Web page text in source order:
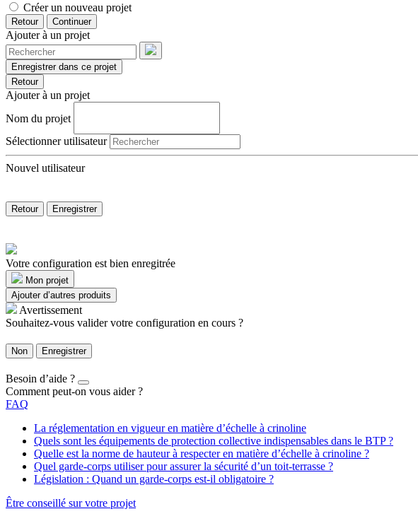
Créer un nouveau projet
Retour Continuer
Ajouter à un projet
Enregistrer dans ce projet
Retour
Ajouter à un projet
Nom du projet
Sélectionner utilisateur
Nouvel utilisateur
Retour Enregistrer
Votre configuration est bien enregitrée
Mon projet
Ajouter d’autres produits
Avertissement
Souhaitez-vous valider votre configuration en cours ?
Non Enregistrer
Besoin d’aide ?
Comment peut-on vous aider ?
FAQ
La réglementation en vigueur en matière d’échelle à crinoline
Quels sont les équipements de protection collective indispensables dans le BTP ?
Quelle est la norme de hauteur à respecter en matière d’échelle à crinoline ?
Quel garde-corps utiliser pour assurer la sécurité d’un toit-terrasse ?
Législation : Quand un garde-corps est-il obligatoire ?
Être conseillé sur votre projet